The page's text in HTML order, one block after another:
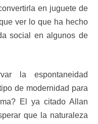
en juguete de
ver lo que ha hecho
social en algunos de
la espontaneidad
de modernidad para
El ya citado Allan
que la naturaleza